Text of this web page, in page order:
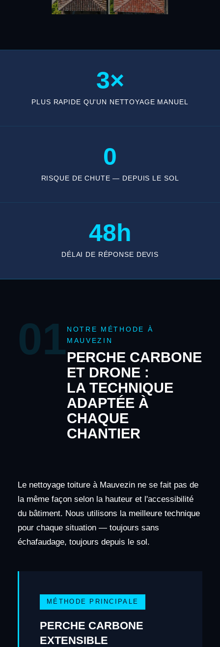
3×
PLUS RAPIDE QU'UN NETTOYAGE MANUEL
0
RISQUE DE CHUTE — DEPUIS LE SOL
48h
DÉLAI DE RÉPONSE DEVIS
01 NOTRE MÉTHODE À
MAUVEZIN
PERCHE CARBONE
ET DRONE :
LA TECHNIQUE
ADAPTÉE À
CHAQUE
CHANTIER
Le nettoyage toiture à Mauvezin ne se fait pas de
la même façon selon la hauteur et l'accessibilité
du bâtiment. Nous utilisons la meilleure technique
pour chaque situation — toujours sans
échafaudage, toujours depuis le sol.
MÉTHODE PRINCIPALE
PERCHE CARBONE
EXTENSIBLE